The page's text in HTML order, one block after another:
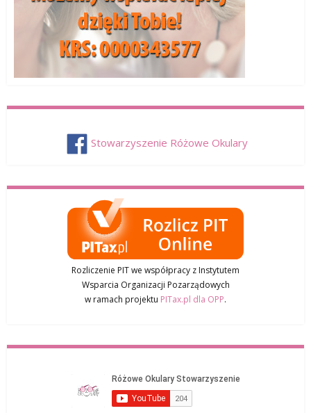
Stowarzyszenie Różowe Okulary
Rozliczenie PIT we współpracy z Instytutem
Wsparcia Organizacji Pozarządowych
w ramach projektu PITax.pl dla OPP.